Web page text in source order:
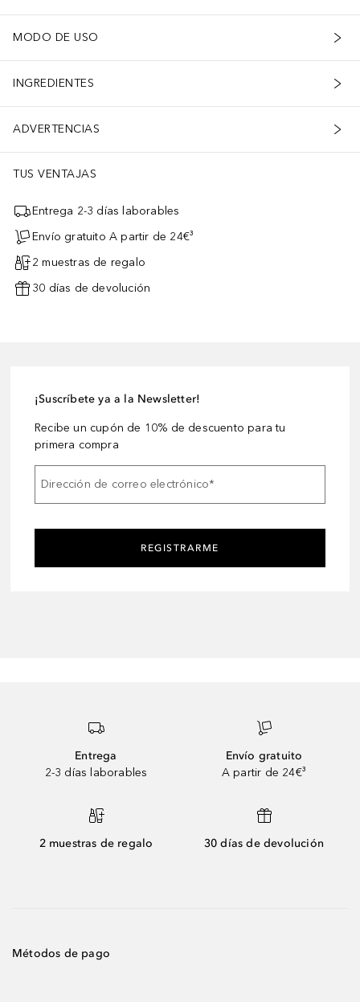
MODO DE USO
INGREDIENTES
ADVERTENCIAS
TUS VENTAJAS
Entrega 2-3 días laborables
Envío gratuito A partir de 24€³
2 muestras de regalo
30 días de devolución
¡Suscríbete ya a la Newsletter!
Recibe un cupón de 10% de descuento para tu
primera compra
Dirección de correo electrónico*
REGISTRARME
Entrega
2-3 días laborables
Envío gratuito
A partir de 24€³
2 muestras de regalo 30 días de devolución
Métodos de pago